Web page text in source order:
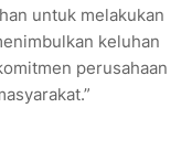
untuk melakukan
keluhan
perusahaan